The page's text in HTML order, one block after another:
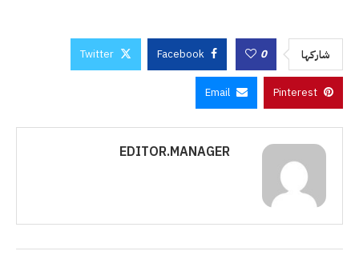
شاركها 0
Facebook
Twitter
Pinterest
Email
EDITOR.MANAGER